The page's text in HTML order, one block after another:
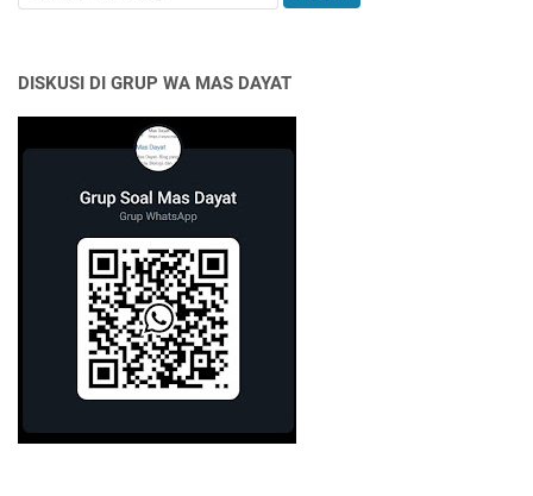
DISKUSI DI GRUP WA MAS DAYAT